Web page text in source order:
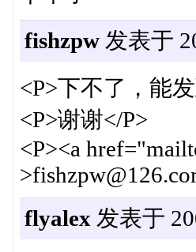
fishzpw发表于
<P>下不了，能
<P>谢谢</P>
<P><a
flyalex 发表于